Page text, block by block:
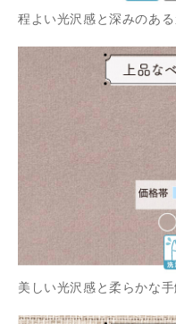
程よい光沢感と深みのあ
美しい光沢感と柔らかな